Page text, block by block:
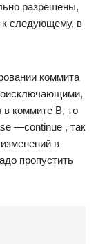
разрешены,
к следующему, в
коммита
коммите B, то
—continue , так
в
пропустить